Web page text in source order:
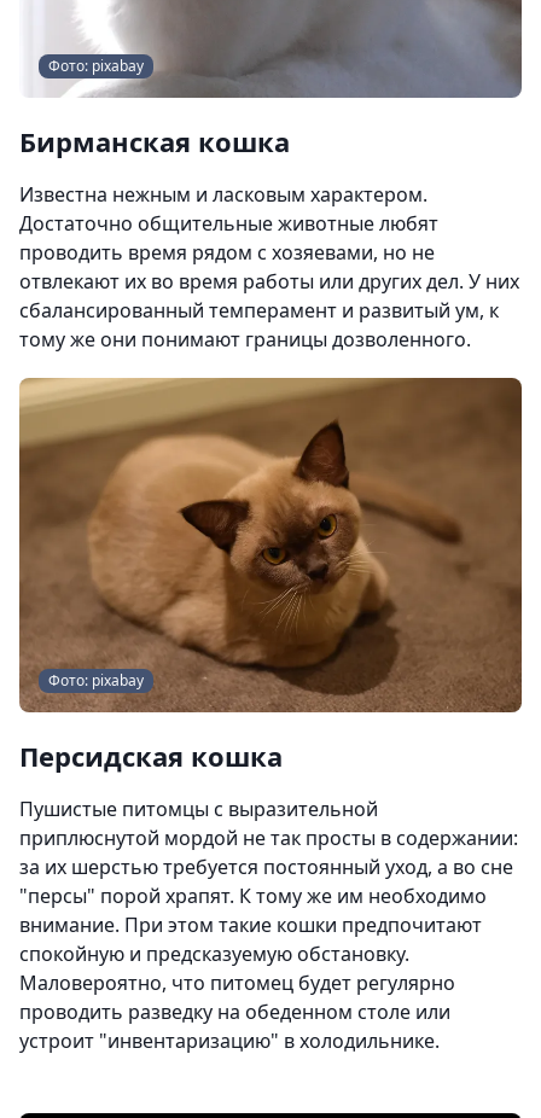
Фото: pixabay
Бирманская кошка
Известна нежным и ласковым характером.
Достаточно общительные животные любят
проводить время рядом с хозяевами, но не
отвлекают их во время работы или других дел. У них
сбалансированный темперамент и развитый ум, к
тому же они понимают границы дозволенного.
Фото: pixabay
Персидская кошка
Пушистые питомцы с выразительной
приплюснутой мордой не так просты в содержании:
за их шерстью требуется постоянный уход, а во сне
"персы" порой храпят. К тому же им необходимо
внимание. При этом такие кошки предпочитают
спокойную и предсказуемую обстановку.
Маловероятно, что питомец будет регулярно
проводить разведку на обеденном столе или
устроит "инвентаризацию" в холодильнике.